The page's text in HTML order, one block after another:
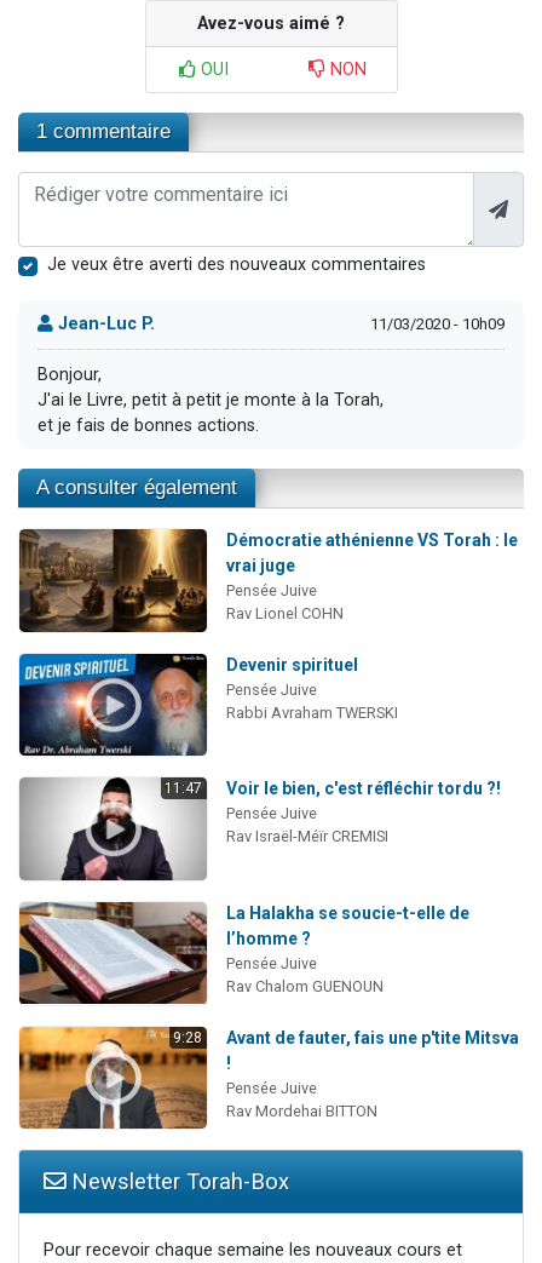
Avez-vous aimé ?
OUI NON
1 commentaire
Je veux être averti des nouveaux commentaires
Jean-Luc P. 11/03/2020 - 10h09
Bonjour,
J'ai le Livre, petit à petit je monte à la Torah,
et je fais de bonnes actions.
A consulter également
Démocratie athénienne VS Torah : le
vrai juge
Pensée Juive
Rav Lionel COHN
Devenir spirituel
Pensée Juive
Rabbi Avraham TWERSKI
11:47 Voir le bien, c'est réfléchir tordu ?!
Pensée Juive
Rav Israël-Méïr CREMISI
La Halakha se soucie-t-elle de
l’homme ?
Pensée Juive
Rav Chalom GUENOUN
9:28
Avant de fauter, fais une p'tite Mitsva
!
Pensée Juive
Rav Mordehai BITTON
Newsletter Torah-Box
Pour recevoir chaque semaine les nouveaux cours et